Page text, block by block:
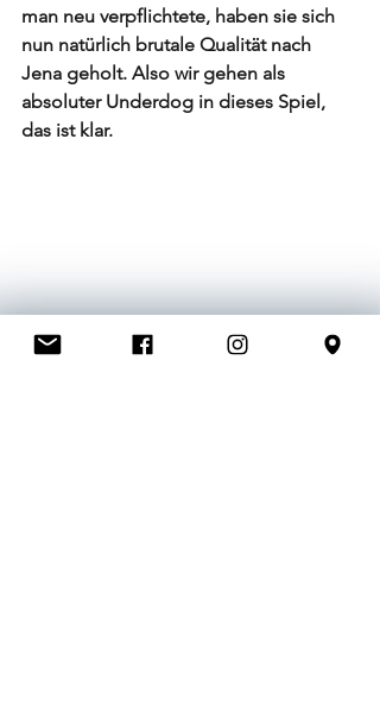
man neu verpflichtete, haben sie sich
nun natürlich brutale Qualität nach
Jena geholt. Also wir gehen als
absoluter Underdog in dieses Spiel,
das ist klar.